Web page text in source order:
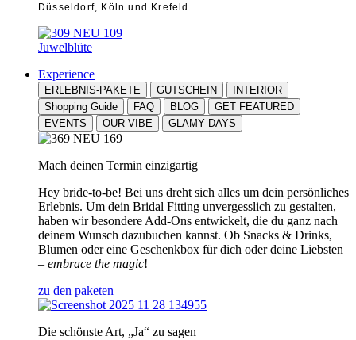
Düsseldorf, Köln und Krefeld.
Juwelblüte
Experience
ERLEBNIS-PAKETE GUTSCHEIN
INTERIOR
Shopping Guide
FAQ BLOG
GET FEATURED
EVENTS
OUR VIBE GLAMY DAYS
Mach deinen Termin einzigartig
Hey bride-to-be! Bei uns dreht sich alles um dein persönliches
Erlebnis. Um dein Bridal Fitting unvergesslich zu gestalten,
haben wir besondere Add-Ons entwickelt, die du ganz nach
deinem Wunsch dazubuchen kannst. Ob Snacks & Drinks,
Blumen oder eine Geschenkbox für dich oder deine Liebsten
– embrace the magic!
zu den paketen
Die schönste Art, „Ja“ zu sagen